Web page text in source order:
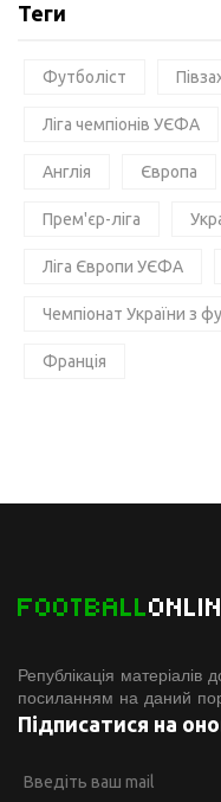
Теги
Футболіст
Ліга чемпіонів УЄФА
Англія Європа
Прем'єр-ліга
Ліга Європи УЄФА
Чемпіонат України з
Франція
FOOTBALL
Републікація матеріалів
посиланням на даний
Підписатися на